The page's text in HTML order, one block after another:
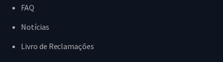
FAQ
Notícias
Livro de Reclamações